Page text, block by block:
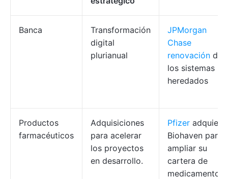
Banca
Transformación
digital
plurianual
JPMorgan
Chase
renovación de
los sistemas
heredados
Productos
farmacéuticos
Adquisiciones
para acelerar
los proyectos
en desarrollo.
Pfizer adquiere
Biohaven para
ampliar su
cartera de
medicamentos.